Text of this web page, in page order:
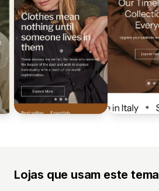
Lojas que usam este tema